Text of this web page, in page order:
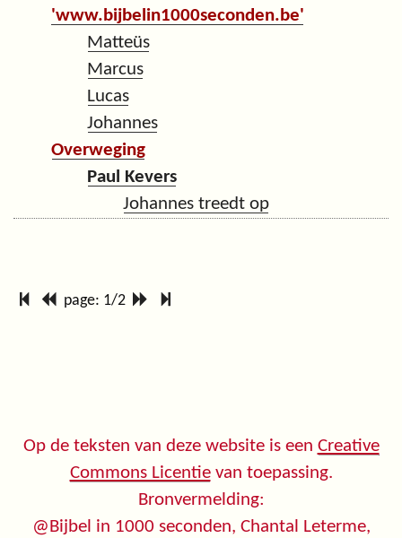
'www.bijbelin1000seconden.be'
Matteüs
Marcus
Lucas
Johannes
Overweging
Paul Kevers
Johannes treedt op
page: 1/2
Op de teksten van deze website is een Creative
Commons Licentievan toepassing.
Bronvermelding:
@Bijbel in 1000 seconden, Chantal Leterme,